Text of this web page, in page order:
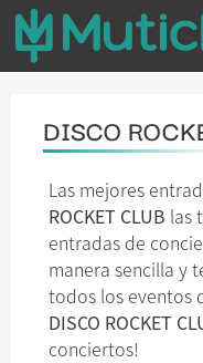
DISCO
Las mejores
ROCKET CLUB las
entradas de
manera sencilla y
todos los eventos
DISCO ROCKET
conciertos!